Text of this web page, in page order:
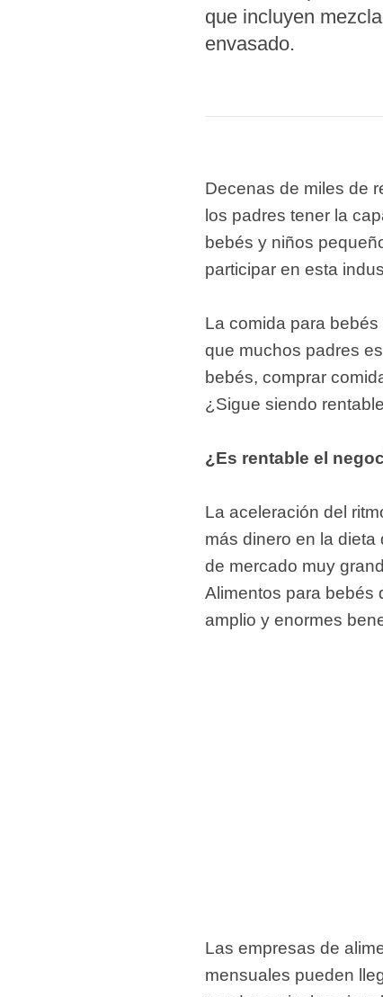
que incluyen
envasado.
Decenas de miles de
los padres tener la
bebés y niños
participar en esta
La comida para
que muchos padres
bebés, comprar
¿Sigue siendo
¿Es rentable el
La aceleración del
más dinero en la
de mercado muy
Alimentos para bebés
amplio y enormes
Las empresas de
mensuales pueden